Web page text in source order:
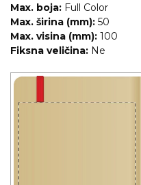
Max. boja: Full Color
Max. širina (mm): 50
Max. visina (mm): 100
Fiksna veličina: Ne